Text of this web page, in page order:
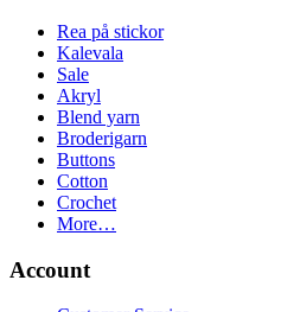
Rea på stickor
Kalevala
Sale
Akryl
Blend yarn
Broderigarn
Buttons
Cotton
Crochet
More…
Account